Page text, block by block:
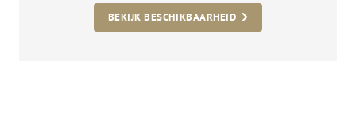
BEKIJK BESCHIKBAARHEID